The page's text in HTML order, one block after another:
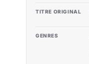
TITRE ORIGINAL
GENRES